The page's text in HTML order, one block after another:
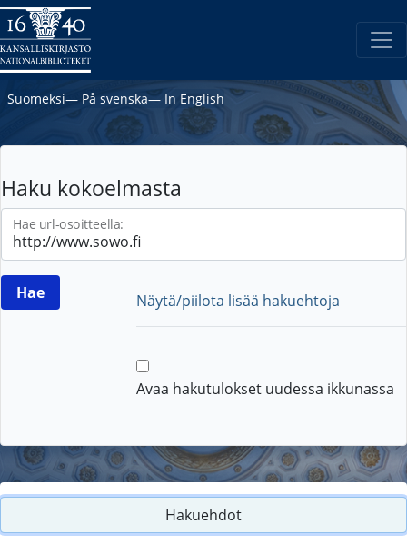
Suomeksi― På svenska― In English
Haku kokoelmasta
Hae url-osoitteella:
Näytä/piilota lisää hakuehtoja
Avaa hakutulokset uudessa ikkunassa
Hakuehdot